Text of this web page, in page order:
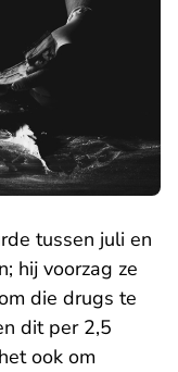
tussen juli en
hij voorzag ze
die drugs te
dit per 2,5
ook om